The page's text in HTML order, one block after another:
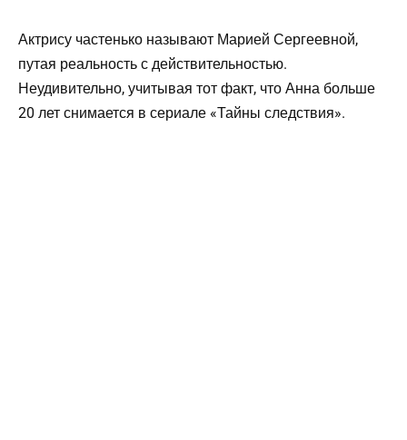
Актрису частенько называют Марией Сергеевной,
путая реальность с действительностью.
Неудивительно, учитывая тот факт, что Анна больше
20 лет снимается в сериале «Тайны следствия».